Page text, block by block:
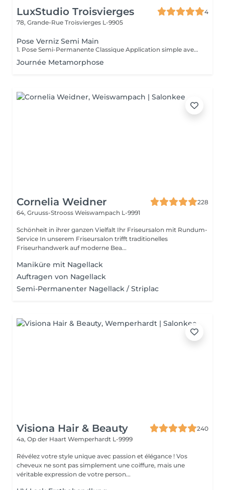
LuxStudio Troisvierges
4
78, Grande-Rue Troisvierges L-9905
Pose Verniz Semi Main
1. Pose Semi-Permanente Classique Application simple avec une fine couche de base. Idéale pour celles qui souhaitent de la couleur, de la brillance et un léger renfort. Tenue moyenne 2 semaines. 2. Pose Semi + Renfort Combinaison d'une base classique avec une couche de renfort. Offre une meilleure résistance que le semi-permanent classique, parfaite pour les ongles naturels. Moyenne Tenue de 2 à 3 semaines. 3. Pose Semi + Fiber Ultra Base classique combinée à un gel enrichi en fibres, idéale pour les ongles fragiles ou nécessitant un renforcement supplémentaire. Tenue Moyenne 3 à 4 semaines.
Journée Metamorphose
Cornelia Weidner
228
64, Gruuss-Strooss Weiswampach L-9991
Schönheit in ihrer ganzen Vielfalt Ihr Friseursalon mit Rundum-
Service In unserem Friseursalon trifft traditionelles
Friseurhandwerk auf moderne Bea...
Maniküre mit Nagellack
Auftragen von Nagellack
Semi-Permanenter Nagellack / Striplac
Visiona Hair & Beauty
240
4a, Op der Haart Wemperhardt L-9999
Révélez votre style unique avec passion et élégance ! Vos
cheveux ne sont pas simplement une coiffure, mais une
véritable expression de votre person...